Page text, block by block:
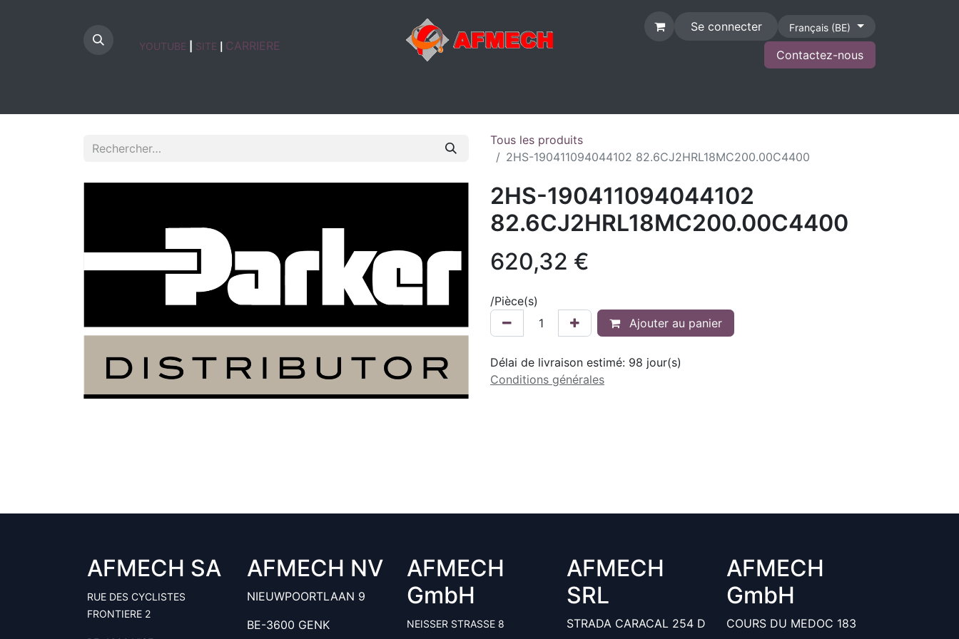
YOUTUBE SITE CARRIERE
Se connecter Français (BE)
Contactez-nous
Tous les produits
2HS-190411094044102 82.6CJ2HRL18MC200.00C4400
2HS-190411094044102
82.6CJ2HRL18MC200.00C4400
620,32 €
/Pièce(s)
Ajouter au panier
Délai de livraison estimé: 98 jour(s)
Conditions générales
AFMECH
GmbH
COURS DU MEDOC 183
AFMECH
SRL
STRADA CARACAL 254 D
AFMECH
GmbH
NEISSER STRASSE 8
AFMECH NV
NIEUWPOORTLAAN 9
BE-3600 GENK
AFMECH SA
RUE DES CYCLISTES
FRONTIERE 2